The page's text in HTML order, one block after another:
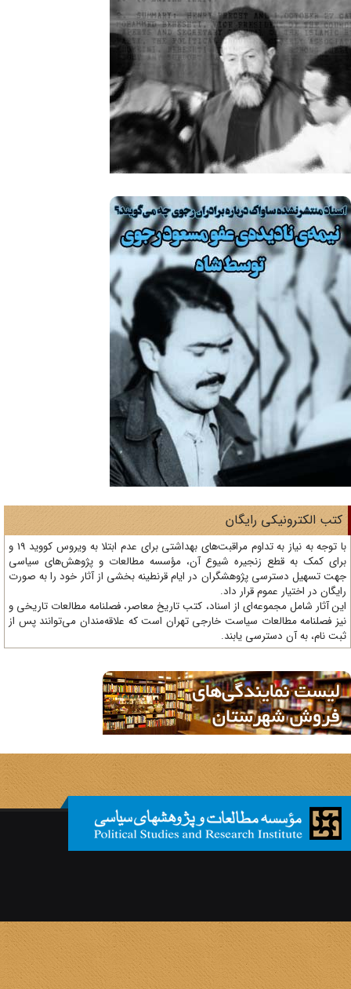
الکترونیکی رایگان
با توجه به نیاز به تداوم مراقبت‌های بهداشتی برای عدم ابتلا به ویروس کووید 19 و
کمک به قطع زنجیره شیوع آن، مؤسسه مطالعات و پژوهش‌های سیاسی
تسهیل دسترسی پژوهشگران در ایام قرنطینه بخشی از آثار خود را به صورت
در اختیار عموم قرار داد.
آثار شامل مجموعه‌ای از اسناد، کتب تاریخ معاصر، فصلنامه‌ مطالعات تاریخی و
فصلنامه مطالعات سیاست خارجی تهران است که علاقه‌مندان می‌توانند پس از
نام، به آن دسترسی یابند.